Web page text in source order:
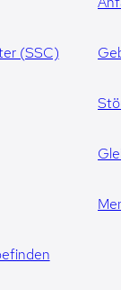
(SSC)